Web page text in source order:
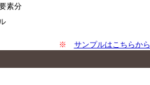
素分
※ サンプルはこちらから